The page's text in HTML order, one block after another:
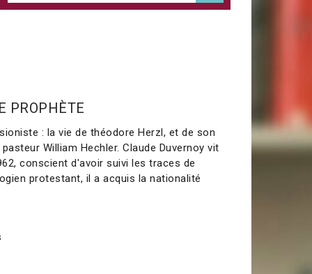
PROPHÈTE
: la vie de théodore Herzl, et de son
William Hechler. Claude Duvernoy vit
conscient d'avoir suivi les traces de
protestant, il a acquis la nationalité